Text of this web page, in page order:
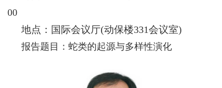
00
地点：国际会议厅(动保楼331会议室)
报告题目：蛇类的起源与多样性演化